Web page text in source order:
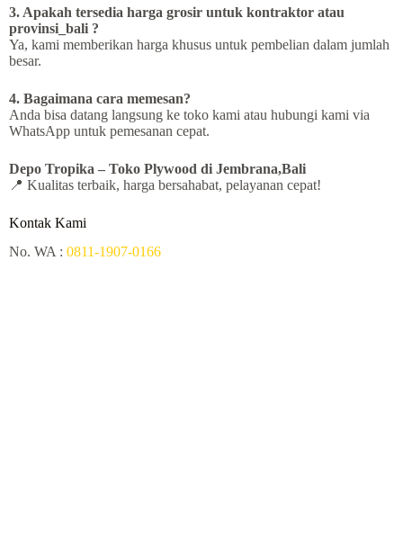
3. Apakah tersedia harga grosir untuk kontraktor atau
provinsi_bali ?
Ya, kami memberikan harga khusus untuk pembelian dalam jumlah
besar.
4. Bagaimana cara memesan?
Anda bisa datang langsung ke toko kami atau hubungi kami via
WhatsApp untuk pemesanan cepat.
Depo Tropika – Toko Plywood di Jembrana,Bali
📍 Kualitas terbaik, harga bersahabat, pelayanan cepat!
Kontak Kami
No. WA : 0811-1907-0166